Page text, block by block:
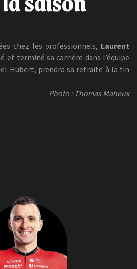
chez les professionnels, Laurent
et terminé sa carrière dans l’équipe
Hubert, prendra sa retraite à la fin
Photo : Thomas Maheux